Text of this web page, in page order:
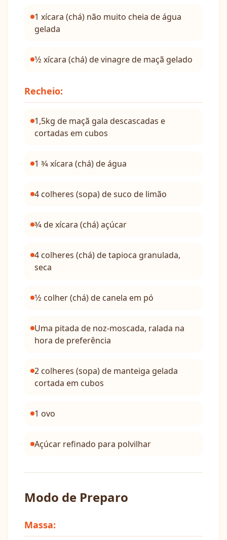
1 xícara (chá) não muito cheia de água
gelada
1⁄2 xícara (chá) de vinagre de maçã gelado
Recheio:
1,5kg de maçã gala descascadas e
cortadas em cubos
1 3⁄4 xícara (chá) de água
4 colheres (sopa) de suco de limão
3⁄4 de xícara (chá) açúcar
4 colheres (chá) de tapioca granulada,
seca
1⁄2 colher (chá) de canela em pó
Uma pitada de noz-moscada, ralada na
hora de preferência
2 colheres (sopa) de manteiga gelada
cortada em cubos
1 ovo
Açúcar refinado para polvilhar
Modo de Preparo
Massa: